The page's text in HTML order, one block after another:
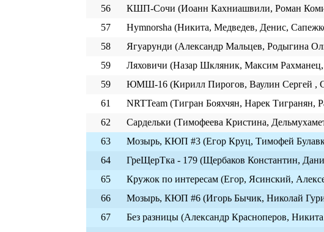
56
КШП-Сочи (Иоанн Кахниашвили, Роман
57
Hymnorsha (Никита, Медведев, Денис,
58
Ягуарунди (Александр Мальцев, Родыгина
59
Ляховичи (Назар Шкляник, Максим
59
ЮМШ-16 (Кирилл Пирогов, Ваулин Сергей ,
61
NRTTeam (Тигран Бояхчян, Нарек Тигранян,
62
Сардельки (Тимофеева Кристина,
63
Мозырь, КЮП #3 (Егор Круц, Тимофей
64
ГреЩерТка - 179 (Щербаков Константин,
65
Кружок по интересам (Егор, Ясинский,
66
Мозырь, КЮП #6 (Игорь Бычик, Николай
67
Без разницы (Александр Красноперов,